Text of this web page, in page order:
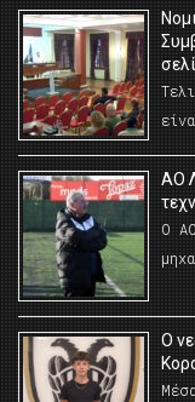
ΑΟ
Ο
O